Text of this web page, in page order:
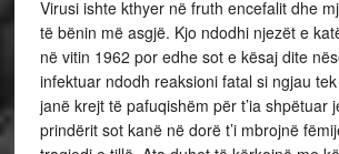
Virusi ishte kthyer në fruth encefalit dhe
të bënin më asgjë. Kjo ndodhi njezët e
në vitin 1962 por edhe sot e kësaj dite
infektuar ndodh reaksioni fatal si ngjau
janë krejt të pafuqishëm për t’ia shpëtuar
prindërit sot kanë në dorë t’i mbrojnë